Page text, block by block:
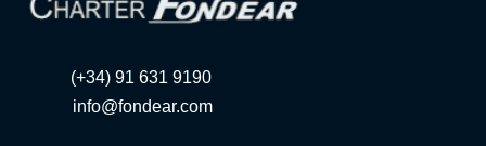
(+34) 91 631 9190
info@fondear.com